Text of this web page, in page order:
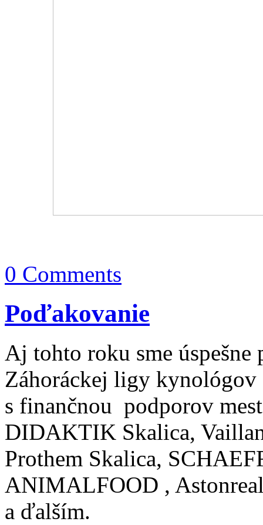
0 Comments
Poďakovanie
Aj tohto roku sme
Záhoráckej ligy kynológov
s finančnou podporov
DIDAKTIK Skalica,
Prothem Skalica,
ANIMALFOOD ,
a ďalším.